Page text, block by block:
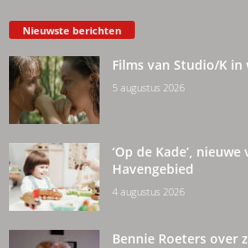
Nieuwste berichten
Films van Studio/K in
5 augustus 2026
‘Op de Kade’,
Havengebied
4 augustus 2026
Bennie Roeters over